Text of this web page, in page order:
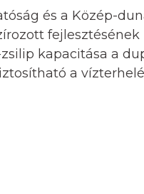
és a Közép-
kapacitása a
a